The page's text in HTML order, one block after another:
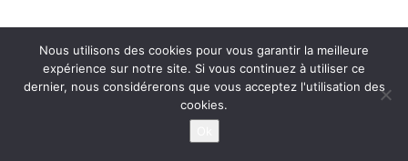
Nous utilisons des cookies pour vous garantir la meilleure
expérience sur notre site. Si vous continuez à utiliser ce
dernier, nous considérerons que vous acceptez l'utilisation des
cookies.